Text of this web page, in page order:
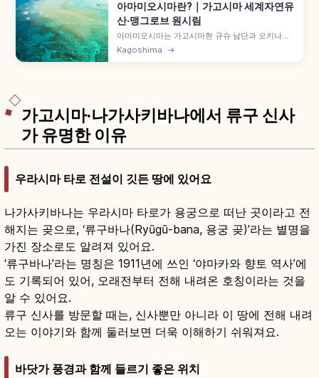
아마미오시마란?｜가고시마 세계자연유
산·맹그로브 원시림
아마미오시마는 가고시마현 규슈 남단과 오키나와
본섬 중간에 위치한 일본 외딴섬 중 세 번째로 큰 섬
으로, '아마미오시마·도쿠노시마·오키나와 북부·이
Kagoshima →
가고시마·나가사키바나에서 류구 신사
가 유명한 이유
우라시마 타로 전설이 깃든 땅에 있어요
나가사키바나는 우라시마 타로가 용궁으로 떠난 곳이라고 전
해지는 곶으로, ‘류구바나(Ryūgū-bana, 용궁 곶)’라는 별명을
가진 장소로도 알려져 있어요.
‘류구바나’라는 명칭은 1911년에 쓰인 ‘야마카와 향토 역사’에
도 기록되어 있어, 오래전부터 전해 내려온 호칭이라는 것을
알 수 있어요.
류구 신사를 방문할 때는, 신사뿐만 아니라 이 땅에 전해 내려
오는 이야기와 함께 둘러보면 더욱 이해하기 쉬워져요.
바닷가 풍경과 함께 들르기 좋은 위치